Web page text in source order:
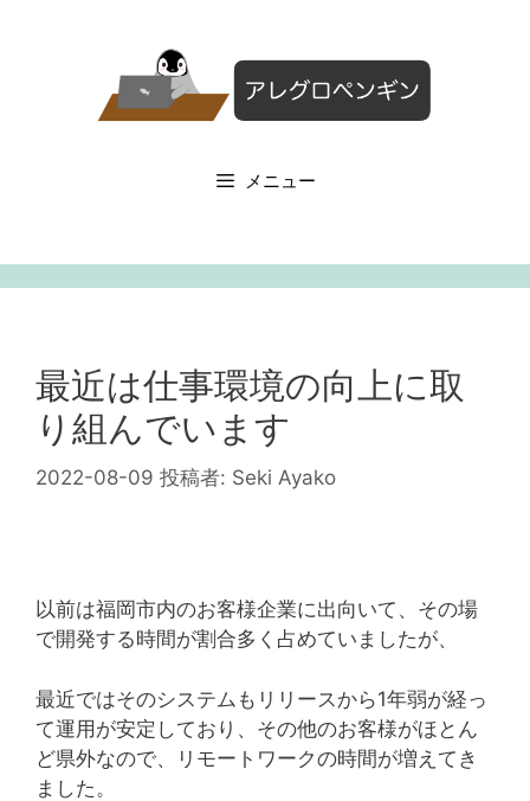
メニュー
最近は仕事環境の向上に取
り組んでいます
2022-08-09 投稿者: Seki Ayako
以前は福岡市内のお客様企業に出向いて、その場
で開発する時間が割合多く占めていましたが、
最近ではそのシステムもリリースから1年弱が経っ
て運用が安定しており、その他のお客様がほとん
ど県外なので、リモートワークの時間が増えてき
ました。